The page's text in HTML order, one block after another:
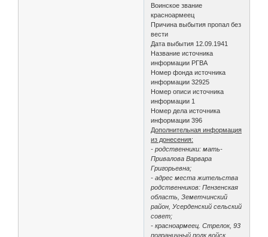
Воинское звание
красноармеец
Причина выбытия пропал без
вести
Дата выбытия 12.09.1941
Название источника
информации РГВА
Номер фонда источника
информации 32925
Номер описи источника
информации 1
Номер дела источника
информации 396
Дополнительная информация
из донесения:
- родственники: мать-
Привалова Варвара
Григорьевна;
- адрес места жительства
родственников: Пензенская
область, Земетчинский
район, Усерденский сельский
совет;
- красноармеец. Стрелок, 93
пограничный полк войск